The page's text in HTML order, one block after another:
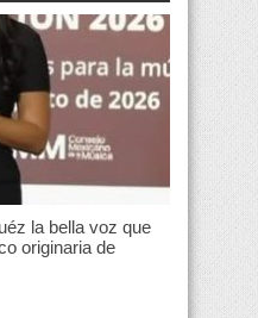
la bella voz que
originaria de